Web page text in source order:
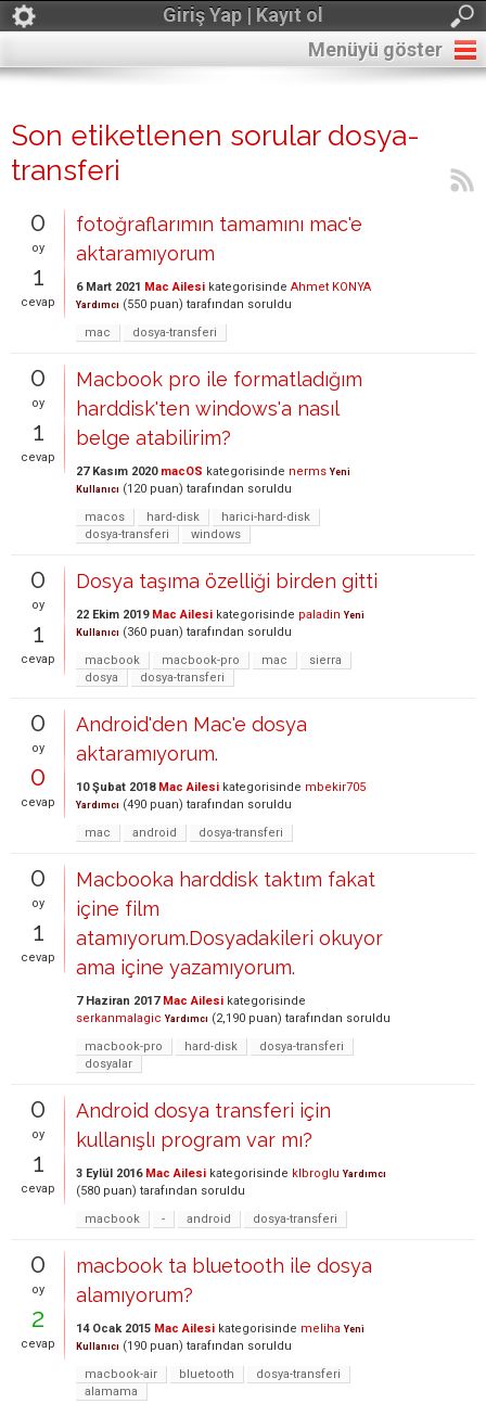
Giriş Yap | Kayıt ol
Menüyü göster
Son etiketlenen sorular dosya-
transferi
0
oy
1
cevap
fotoğraflarımın tamamını mac'e
aktaramıyorum
6 Mart 2021 Mac Ailesi kategorisinde Ahmet KONYA
Yardımcı (550 puan) tarafından soruldu
mac
dosya-transferi
0
oy
1
cevap
Macbook pro ile formatladığım
harddisk'ten windows'a nasıl
belge atabilirim?
27 Kasım 2020 macOS kategorisinde nerms Yeni
Kullanıcı (120 puan) tarafından soruldu
macos
hard-disk
harici-hard-disk
dosya-transferi
windows
0
oy
1
cevap
Dosya taşıma özelliği birden gitti
22 Ekim 2019 Mac Ailesi kategorisinde paladin Yeni
Kullanıcı (360 puan) tarafından soruldu
macbook
macbook-pro mac
sierra
dosya
dosya-transferi
0
oy
0
cevap
Android'den Mac'e dosya
aktaramıyorum.
10 Şubat 2018 Mac Ailesi kategorisinde mbekir705
Yardımcı (490 puan) tarafından soruldu
mac
android dosya-transferi
0
oy
1
cevap
Macbooka harddisk taktım fakat
içine film
atamıyorum.Dosyadakileri okuyor
ama içine yazamıyorum.
7 Haziran 2017 Mac Ailesi kategorisinde
serkanmalagic Yardımcı (2,190 puan) tarafından soruldu
macbook-pro
hard-disk
dosya-transferi
dosyalar
0
oy
1
cevap
Android dosya transferi için
kullanışlı program var mı?
3 Eylül 2016 Mac Ailesi kategorisinde klbroglu Yardımcı
(580 puan) tarafından soruldu
macbook
- android dosya-transferi
0
oy
2
cevap
macbook ta bluetooth ile dosya
alamıyorum?
14 Ocak 2015 Mac Ailesi kategorisinde meliha Yeni
Kullanıcı (190 puan) tarafından soruldu
macbook-air
bluetooth
dosya-transferi
alamama